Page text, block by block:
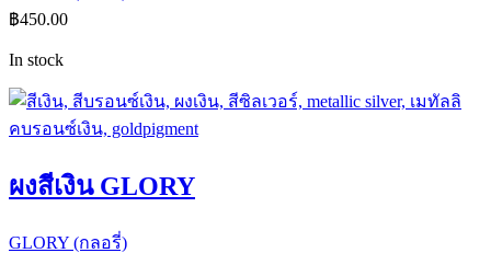
฿450.00
In stock
ผงสีเงิน GLORY
GLORY (กลอรี่)